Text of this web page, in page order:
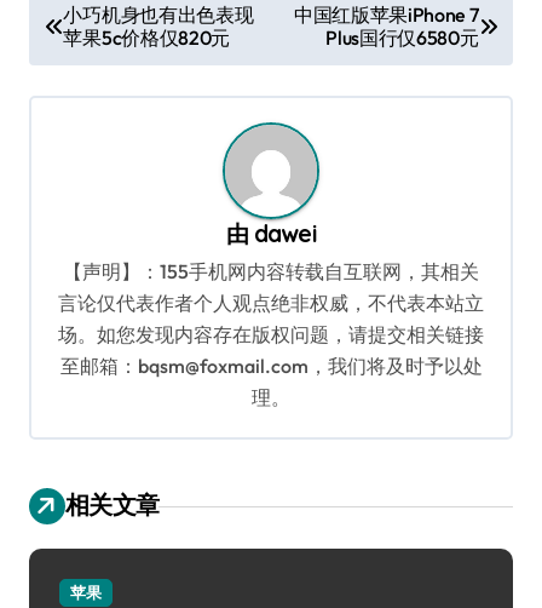
章
导
小巧机身也有出色表现
苹果5c价格仅820元
中国红版苹果iPhone 7
Plus国行仅6580元
由 dawei
【声明】：155手机网内容转载自互联网，其相关
言论仅代表作者个人观点绝非权威，不代表本站立
场。如您发现内容存在版权问题，请提交相关链接
至邮箱：bqsm@foxmail.com，我们将及时予以处
理。
相关文章
苹果